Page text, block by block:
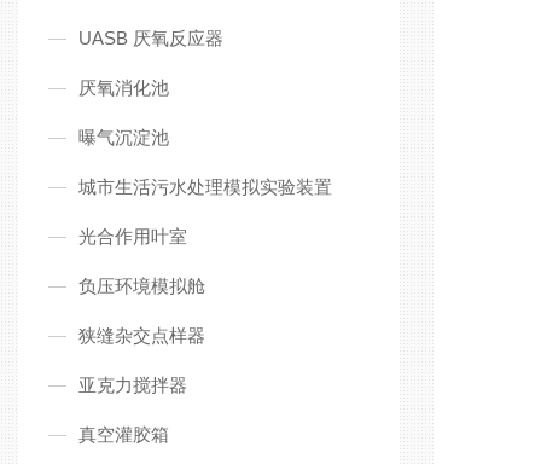
UASB 厌氧反应器
厌氧消化池
曝气沉淀池
城市生活污水处理模拟实验装置
光合作用叶室
负压环境模拟舱
狭缝杂交点样器
亚克力搅拌器
真空灌胶箱